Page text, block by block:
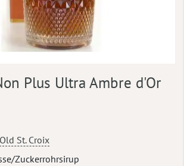
Plus Ultra Ambre d'Or
St. Croix
Zuckerrohrsirup